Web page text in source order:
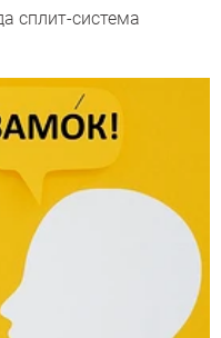
сплит-система